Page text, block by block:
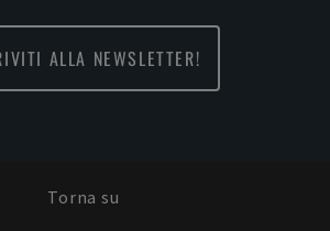
ALLA NEWSLETTER!
Torna su